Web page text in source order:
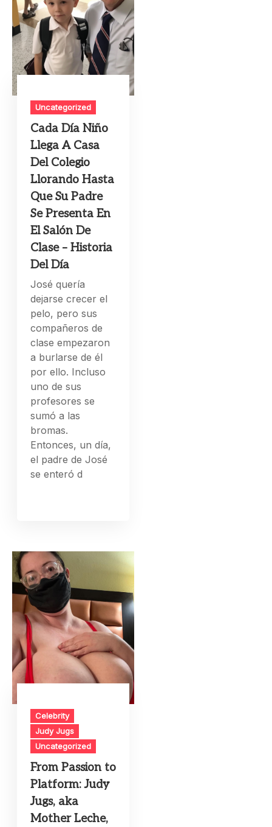
Uncategorized
Cada Día Niño
Llega A Casa
Del Colegio
Llorando Hasta
Que Su Padre
Se Presenta En
El Salón De
Clase – Historia
Del Día
José quería
dejarse crecer el
pelo, pero sus
compañeros de
clase empezaron
a burlarse de él
por ello. Incluso
uno de sus
profesores se
sumó a las
bromas.
Entonces, un día,
el padre de José
se enteró d
Celebrity
Judy Jugs
Uncategorized
From Passion to
Platform: Judy
Jugs, aka
Mother Leche,